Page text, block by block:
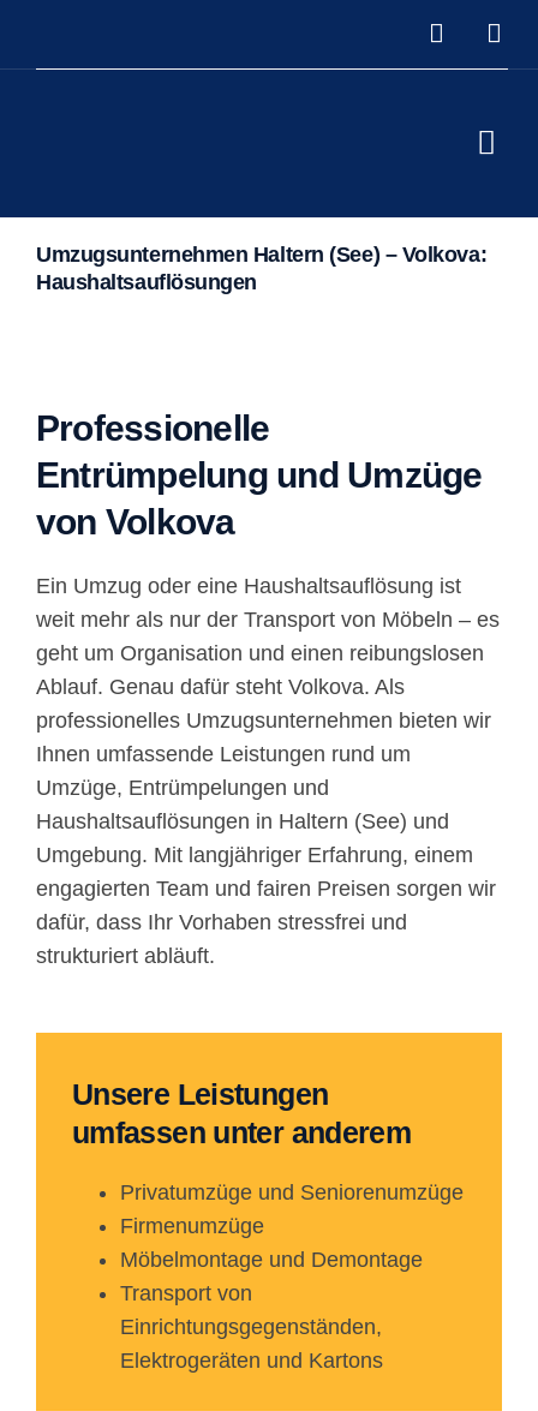
Umzugsunternehmen Haltern (See) – Volkova:
Haushaltsauflösungen
Professionelle
Entrümpelung und Umzüge
von Volkova
Ein Umzug oder eine Haushaltsauflösung ist
weit mehr als nur der Transport von Möbeln – es
geht um Organisation und einen reibungslosen
Ablauf. Genau dafür steht Volkova. Als
professionelles Umzugsunternehmen bieten wir
Ihnen umfassende Leistungen rund um
Umzüge, Entrümpelungen und
Haushaltsauflösungen in Haltern (See) und
Umgebung. Mit langjähriger Erfahrung, einem
engagierten Team und fairen Preisen sorgen wir
dafür, dass Ihr Vorhaben stressfrei und
strukturiert abläuft.
Unsere Leistungen
umfassen unter anderem
Privatumzüge und Seniorenumzüge
Firmenumzüge
Möbelmontage und Demontage
Transport von
Einrichtungsgegenständen,
Elektrogeräten und Kartons